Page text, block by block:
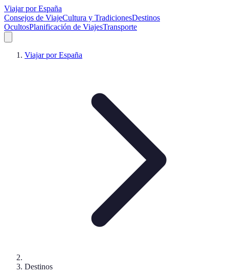
Viajar por España
Consejos de ViajeCultura y TradicionesDestinos
OcultosPlanificación de ViajesTransporte
Viajar por España
Destinos